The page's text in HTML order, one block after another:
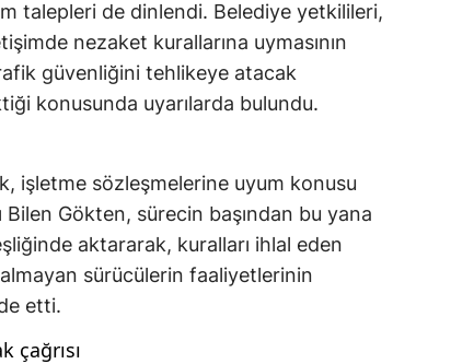
talepleri de dinlendi. Belediye yetkilileri,
nezaket kurallarına uymasının
güvenliğini tehlikeye atacak
konusunda uyarılarda bulundu.
işletme sözleşmelerine uyum konusu
Bilen Gökten, sürecin başından bu yana
aktararak, kuralları ihlal eden
sürücülerin faaliyetlerinin
etti.
çağrısı